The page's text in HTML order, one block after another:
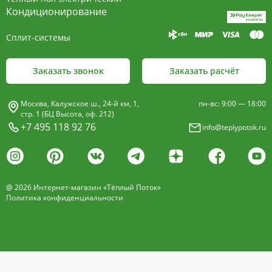
Чтобы купить внутрипольный конвектор
Heatmann Line Fan или получить консультацию
позвоните
+7 495 118 92 76
Кондиционирование
Сплит-системы
Заказать звонок Заказать расчёт
Москва, Калужское ш., 24-й км, 1,
стр. 1 (БЦ Высота, оф. 212)
+7 495 118 92 76
пн-вс: 9:00 — 18:00
info@teplypotok.ru
@ 2026 Интернет-магазин «Тёплый Поток»
Политика конфиденциальности